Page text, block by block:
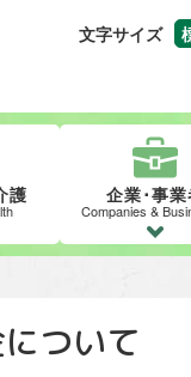
文字サイズ
護 企業･事業
Companies &
ついて